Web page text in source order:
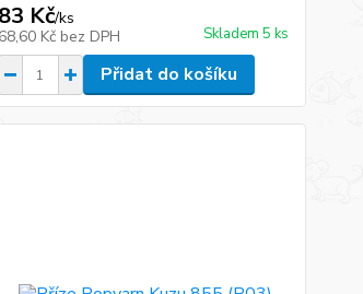
83 Kč/ks
68,60 Kč bez DPH Skladem 5 ks
Přidat do košíku